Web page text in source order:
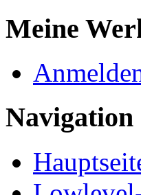
Meine
Navigation